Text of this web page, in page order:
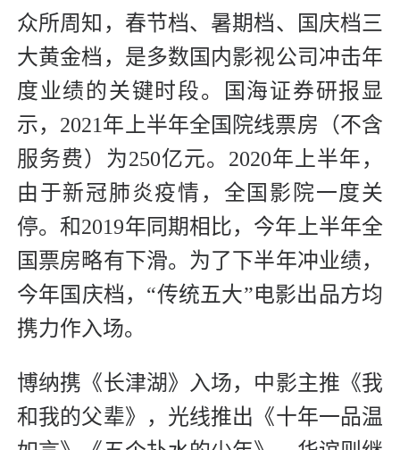
众所周知，春节档、暑期档、国庆档三
大黄金档，是多数国内影视公司冲击年
度业绩的关键时段。国海证券研报显
示，2021年上半年全国院线票房（不含
服务费）为250亿元。2020年上半年，
由于新冠肺炎疫情，全国影院一度关
停。和2019年同期相比，今年上半年全
国票房略有下滑。为了下半年冲业绩，
今年国庆档，“传统五大”电影出品方均
携力作入场。
博纳携《长津湖》入场，中影主推《我
和我的父辈》，光线推出《十年一品温